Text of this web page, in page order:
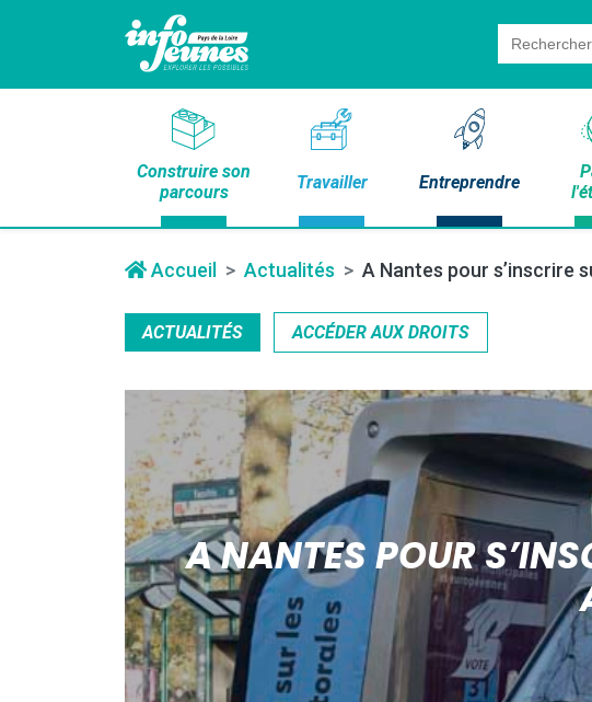
Search
for:
Construire son
parcours
Travailler Entreprendre
Accueil Actualités A Nantes pour s’inscrire
ACTUALITÉS ACCÉDER AUX DROITS
A NANTES POUR